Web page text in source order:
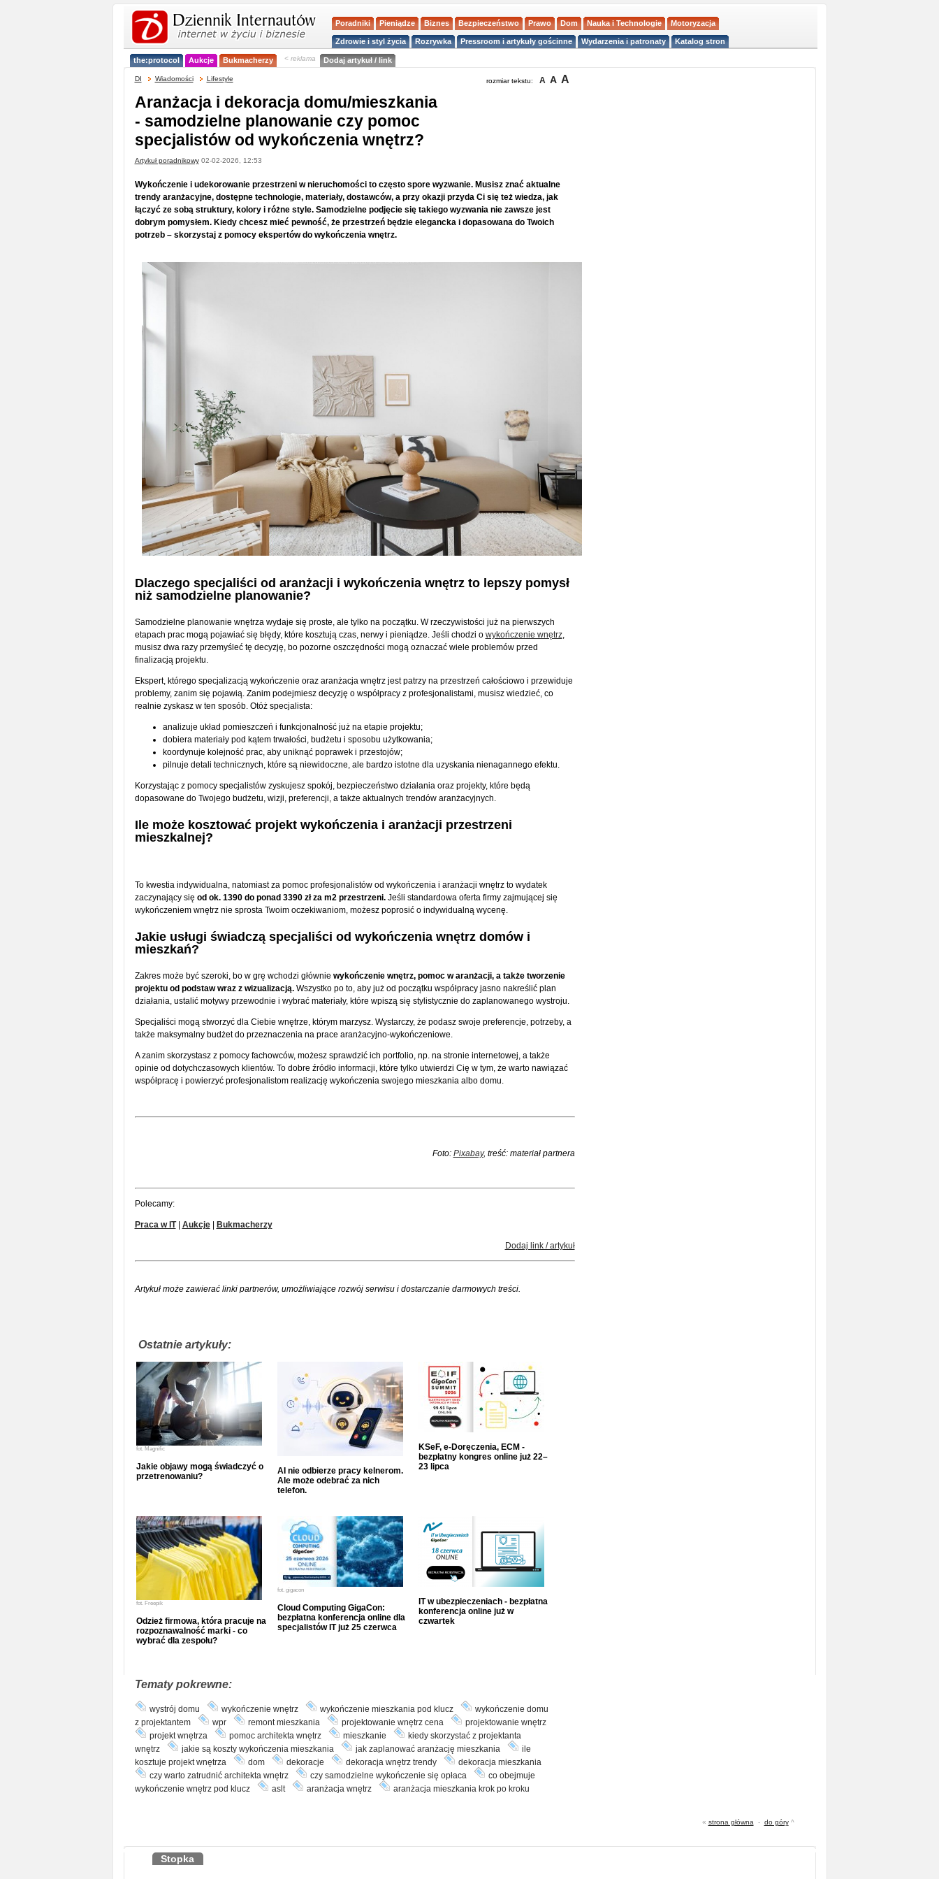
Poradniki Pieniądze Biznes Bezpieczeństwo Prawo Dom Nauka i Technologie Motoryzacja
Zdrowie i styl życia Rozrywka Pressroom i artykuły gościnne Wydarzenia i patronaty Katalog stron
the:protocol Aukcje Bukmacherzy < reklama Dodaj artykuł / link
DI Wiadomości Lifestyle rozmiar tekstu: A A A
Aranżacja i dekoracja domu/mieszkania
- samodzielne planowanie czy pomoc
specjalistów od wykończenia wnętrz?
Artykuł poradnikowy02-02-2026, 12:53
Wykończenie i udekorowanie przestrzeni w nieruchomości to często spore wyzwanie. Musisz znać aktualne
trendy aranżacyjne, dostępne technologie, materiały, dostawców, a przy okazji przyda Ci się też wiedza, jak
łączyć ze sobą struktury, kolory i różne style. Samodzielne podjęcie się takiego wyzwania nie zawsze jest
dobrym pomysłem. Kiedy chcesz mieć pewność, że przestrzeń będzie elegancka i dopasowana do Twoich
potrzeb – skorzystaj z pomocy ekspertów do wykończenia wnętrz.
Dlaczego specjaliści od aranżacji i wykończenia wnętrz to lepszy pomysł
niż samodzielne planowanie?
Samodzielne planowanie wnętrza wydaje się proste, ale tylko na początku. W rzeczywistości już na pierwszych
etapach prac mogą pojawiać się błędy, które kosztują czas, nerwy i pieniądze. Jeśli chodzi o wykończenie wnętrz,
musisz dwa razy przemyśleć tę decyzję, bo pozorne oszczędności mogą oznaczać wiele problemów przed
finalizacją projektu.
Ekspert, którego specjalizacją wykończenie oraz aranżacja wnętrz jest patrzy na przestrzeń całościowo i przewiduje
problemy, zanim się pojawią. Zanim podejmiesz decyzję o współpracy z profesjonalistami, musisz wiedzieć, co
realnie zyskasz w ten sposób. Otóż specjalista:
analizuje układ pomieszczeń i funkcjonalność już na etapie projektu;
dobiera materiały pod kątem trwałości, budżetu i sposobu użytkowania;
koordynuje kolejność prac, aby uniknąć poprawek i przestojów;
pilnuje detali technicznych, które są niewidoczne, ale bardzo istotne dla uzyskania nienagannego efektu.
Korzystając z pomocy specjalistów zyskujesz spokój, bezpieczeństwo działania oraz projekty, które będą
dopasowane do Twojego budżetu, wizji, preferencji, a także aktualnych trendów aranżacyjnych.
Ile może kosztować projekt wykończenia i aranżacji przestrzeni
mieszkalnej?
To kwestia indywidualna, natomiast za pomoc profesjonalistów od wykończenia i aranżacji wnętrz to wydatek
zaczynający się od ok. 1390 do ponad 3390 zł za m2przestrzeni. Jeśli standardowa oferta firmy zajmującej się
wykończeniem wnętrz nie sprosta Twoim oczekiwaniom, możesz poprosić o indywidualną wycenę.
Jakie usługi świadczą specjaliści od wykończenia wnętrz domów i
mieszkań?
Zakres może być szeroki, bo w grę wchodzi głównie wykończenie wnętrz, pomoc w aranżacji, a także tworzenie
projektu od podstaw wraz z wizualizacją. Wszystko po to, aby już od początku współpracy jasno nakreślić plan
działania, ustalić motywy przewodnie i wybrać materiały, które wpiszą się stylistycznie do zaplanowanego wystroju.
Specjaliści mogą stworzyć dla Ciebie wnętrze, którym marzysz. Wystarczy, że podasz swoje preferencje, potrzeby, a
także maksymalny budżet do przeznaczenia na prace aranżacyjno-wykończeniowe.
A zanim skorzystasz z pomocy fachowców, możesz sprawdzić ich portfolio, np. na stronie internetowej, a także
opinie od dotychczasowych klientów. To dobre źródło informacji, które tylko utwierdzi Cię w tym, że warto nawiązać
współpracę i powierzyć profesjonalistom realizację wykończenia swojego mieszkania albo domu.
Foto: Pixabay, treść: materiał partnera
Polecamy:
Praca w IT| Aukcje| Bukmacherzy
Dodaj link / artykuł
Artykuł może zawierać linki partnerów, umożliwiające rozwój serwisu i dostarczanie darmowych treści.
Ostatnie artykuły:
fot. Magnific
Jakie objawy mogą świadczyć o
przetrenowaniu?
AI nie odbierze pracy kelnerom.
Ale może odebrać za nich
telefon.
KSeF, e-Doręczenia, ECM -
bezpłatny kongres online już 22–
23 lipca
fot. Freepik
Odzież firmowa, która pracuje na
rozpoznawalność marki - co
wybrać dla zespołu?
fot. gigacon
Cloud Computing GigaCon:
bezpłatna konferencja online dla
specjalistów IT już 25 czerwca
IT w ubezpieczeniach - bezpłatna
konferencja online już w
czwartek
Tematy pokrewne:
wystrój domu wykończenie wnętrz wykończenie mieszkania pod klucz
wykończenie domu
z projektantem
wpr remont mieszkania projektowanie wnętrz cena
projektowanie wnętrz
projekt wnętrza
pomoc architekta wnętrz mieszkanie
kiedy skorzystać z projektanta
wnętrz
jakie są koszty wykończenia mieszkania jak zaplanować aranżację mieszkania
ile
kosztuje projekt wnętrza
dom dekoracje dekoracja wnętrz trendy
dekoracja mieszkania
czy warto zatrudnić architekta wnętrz
czy samodzielne wykończenie się opłaca
co obejmuje
wykończenie wnętrz pod klucz
aslt aranżacja wnętrz aranżacja mieszkania krok po kroku
« strona główna - do góry^
Stopka